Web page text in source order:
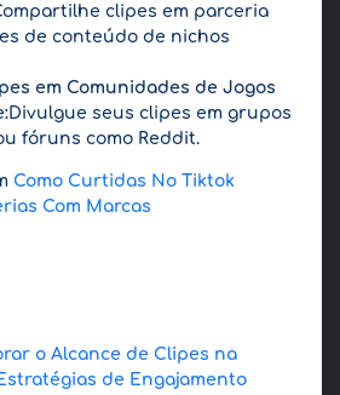
clipes em parceria
de conteúdo de nichos
em Comunidades de Jogos
Divulgue seus clipes em grupos
fóruns como Reddit.
Como Curtidas No Tiktok
Com Marcas
o Alcance de Clipes na
de Engajamento